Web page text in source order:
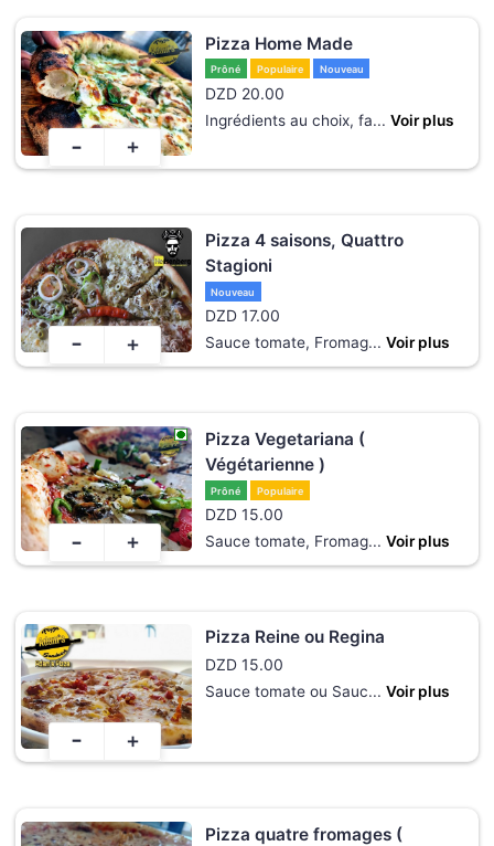
Pizza Home Made
Prôné Populaire Nouveau
DZD 20.00
Ingrédients au choix, fa... Voir plus
- +
Pizza 4 saisons, Quattro
Stagioni
Nouveau
DZD 17.00
Sauce tomate, Fromag... Voir plus
- +
Pizza Vegetariana (
Végétarienne )
Prôné Populaire
DZD 15.00
Sauce tomate, Fromag... Voir plus
- +
Pizza Reine ou Regina
DZD 15.00
Sauce tomate ou Sauc... Voir plus
- +
Pizza quatre fromages (